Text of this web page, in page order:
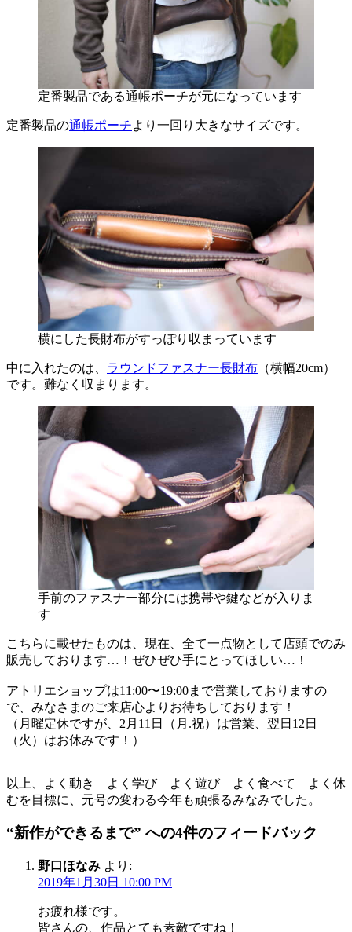
定番製品である通帳ポーチが元になっています
定番製品の通帳ポーチより一回り大きなサイズです。
横にした長財布がすっぽり収まっています
中に入れたのは、 ラウンドファスナー長財布 （横幅20cm）
です。難なく収まります。
手前のファスナー部分には携帯や鍵などが入りま
す
こちらに載せたものは、現在、全て一点物として店頭でのみ
販売しております…！ぜひぜひ手にとってほしい…！
アトリエショップは11:00〜19:00まで営業しておりますの
で、みなさまのご来店心よりお待ちしております！
（月曜定休ですが、2月11日（月.祝）は営業、翌日12日
（火）はお休みです！）
以上、よく動き よく学び よく遊び よく食べて よく休
むを目標に、元号の変わる今年も頑張るみなみでした。
“新作ができるまで” への4件のフィードバック
野口ほなみ より:
2019年1月30日 10:00 PM
お疲れ様です。
皆さんの、作品とても素敵ですね！